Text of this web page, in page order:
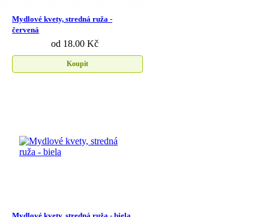
Mydlové kvety, stredná ruža -
červená
od 18.00 Kč
Koupit